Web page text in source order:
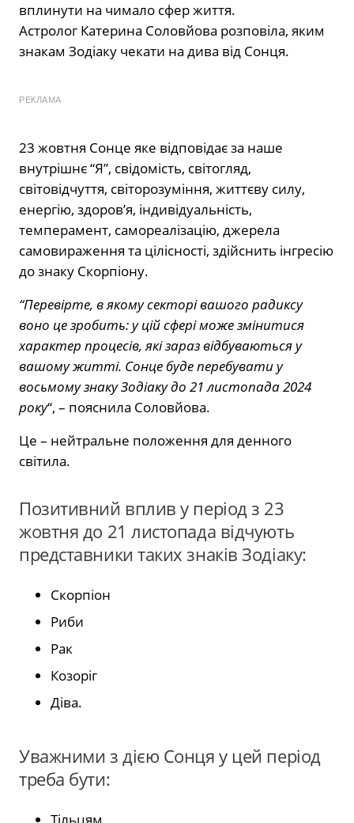
вплинути на чимало сфер життя.
Астролог Катерина Соловйова розповіла, яким
знакам Зодіаку чекати на дива від Сонця.
РЕКЛАМА
23 жовтня Сонце яке відповідає за наше
внутрішнє “Я”, свідомість, світогляд,
світовідчуття, світорозуміння, життєву силу,
енергію, здоров’я, індивідуальність,
темперамент, самореалізацію, джерела
самовираження та цілісності, здійснить інгресію
до знаку Скорпіону️.
“Перевірте, в якому секторі вашого радиксу
воно це зробить: у цій сфері може змінитися
характер процесів, які зараз відбуваються у
вашому житті. Сонце буде перебувати у
восьмому знаку Зодіаку до 21 листопада 2024
року“, – пояснила Соловйова.
Це – нейтральне положення для денного
світила.
Позитивний вплив у період з 23
жовтня до 21 листопада відчують
представники таких знаків Зодіаку:
Скорпіон
Риби
Рак
Козоріг
Діва.
Уважними з дією Сонця у цей період
треба бути: